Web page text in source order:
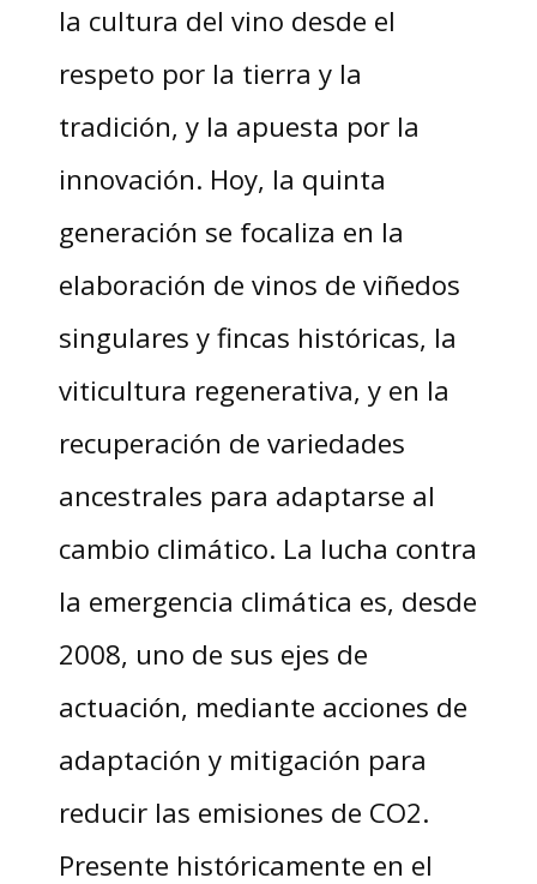
la cultura del vino desde el
respeto por la tierra y la
tradición, y la apuesta por la
innovación. Hoy, la quinta
generación se focaliza en la
elaboración de vinos de viñedos
singulares y fincas históricas, la
viticultura regenerativa, y en la
recuperación de variedades
ancestrales para adaptarse al
cambio climático. La lucha contra
la emergencia climática es, desde
2008, uno de sus ejes de
actuación, mediante acciones de
adaptación y mitigación para
reducir las emisiones de CO2.
Presente históricamente en el